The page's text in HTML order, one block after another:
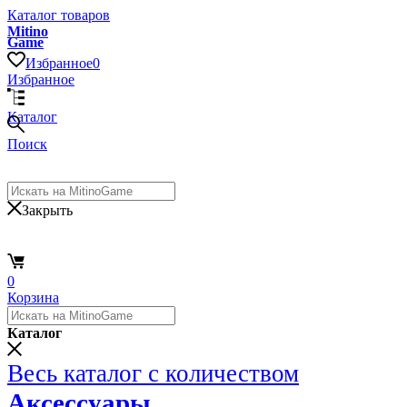
Каталог товаров
Mitino
Game
Избранное0
Избранное
Каталог
Поиск
Закрыть
0
Корзина
Каталог
Весь каталог с количеством